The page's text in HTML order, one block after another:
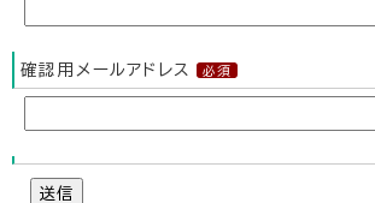
確認用メールアドレス
送信